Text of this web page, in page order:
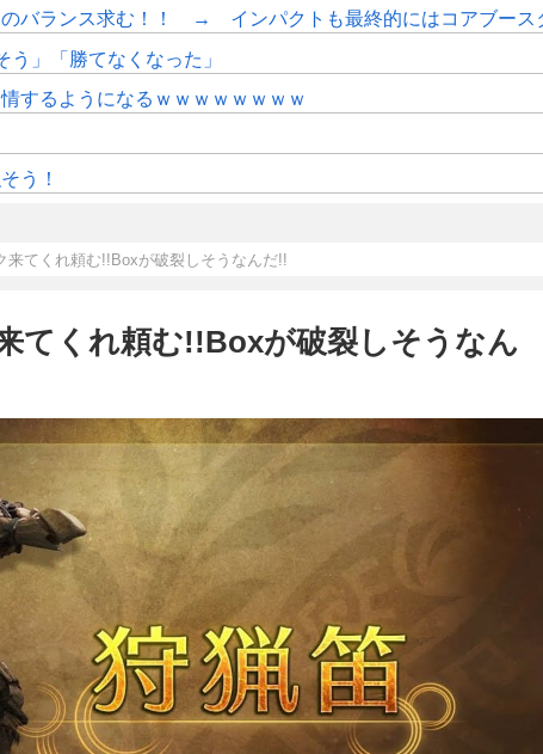
バランス求む！！ → インパクトも最終的にはコアブース
」「勝てなくなった」
するようになるｗｗｗｗｗｗｗｗ
う！
来てくれ頼む!!Boxが破裂しそうなんだ!!
てくれ頼む!!Boxが破裂しそうなん